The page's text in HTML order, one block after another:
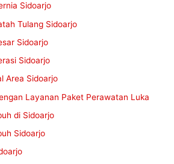
Sidoarjo
Tulang Sidoarjo
Sidoarjo
Sidoarjo
Area Sidoarjo
Layanan Paket Perawatan Luka
di Sidoarjo
Sidoarjo